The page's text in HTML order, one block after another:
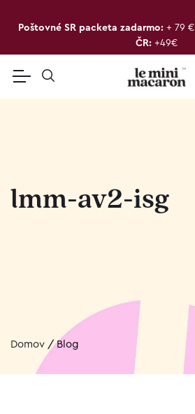
Poštovné SR packeta zadarmo: + 79 €
ČR: +49€
lmm-av2-isg
Domov /Blog